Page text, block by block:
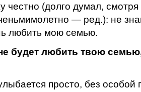
честно (долго думал, смотря
— ред.): не
любить мою семью.
будет любить твою
просто, без особой